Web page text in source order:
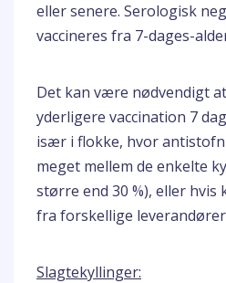
eller senere. Serologisk
vaccineres fra 7-dages-
Det kan være nødvendigt
yderligere vaccination 7
især i flokke, hvor
meget mellem de enkelte
større end 30 %), eller
fra forskellige
Slagtekyllinger: